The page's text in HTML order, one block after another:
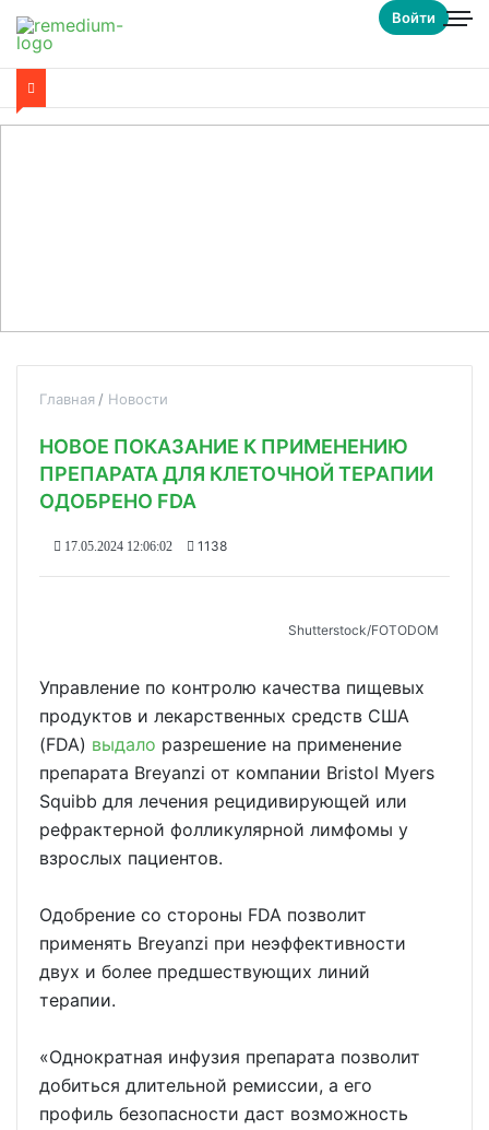
Войти
Главная Новости
НОВОЕ ПОКАЗАНИЕ К ПРИМЕНЕНИЮ
ПРЕПАРАТА ДЛЯ КЛЕТОЧНОЙ ТЕРАПИИ
ОДОБРЕНО FDA
17.05.2024 12:06:02 1138
Shutterstoсk/FOTODOM
Управление по контролю качества пищевых
продуктов и лекарственных средств США
(FDA) выдало разрешение на применение
препарата Breyanzi от компании Bristol Myers
Squibb для лечения рецидивирующей или
рефрактерной фолликулярной лимфомы у
взрослых пациентов.
Одобрение со стороны FDA позволит
применять Breyanzi при неэффективности
двух и более предшествующих линий
терапии.
«Однократная инфузия препарата позволит
добиться длительной ремиссии, а его
профиль безопасности даст возможность